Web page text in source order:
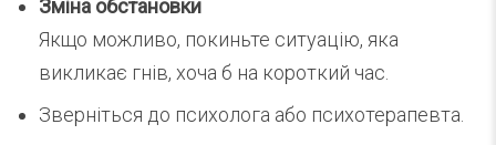
Зміна обстановки
Якщо можливо, покиньте ситуацію, яка
викликає гнів, хоча б на короткий час.
Зверніться до психолога або психотерапевта.